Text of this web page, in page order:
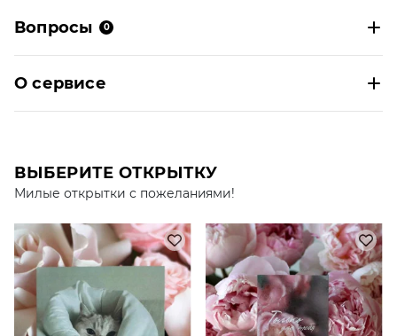
Вопросы 0
О сервисе
ВЫБЕРИТЕ ОТКРЫТКУ
Милые открытки с пожеланиями!